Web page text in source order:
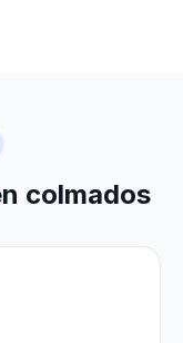
colmados